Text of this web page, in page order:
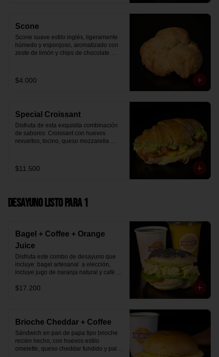
Scone
Scone suave estilo inglés, ligeramente
húmedo y esponjoso, aromatizado con
zeste de limón y chips de chocolate
desayuno dulce y equilibrado.
$4.000
Special Croissant
Disfruta de esta exquisita combinación
de sabores: Croissant con huevos
revueltos, tocino, queso mozzarella
$11.500
Desayuno Listo para 1
Bagel + Coffee + Orange
Juice
Disfruta este combo de desayuno que
incluye: bagel artesanal  a elección,
incluye jugo de naranja natural y café o
$17.200
Brioche Cheddar + Coffee
Sándwich en pan de papa tipo brioche
recién hecho, con huevos estilo
omelette, queso cheddar fundido y palta,